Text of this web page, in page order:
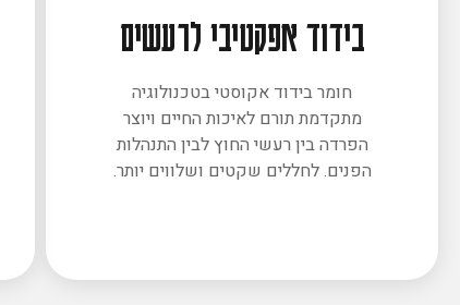
בידוד אפקטיבי לרעשים
חומר בידוד אקוסטי בטכנולוגיה
מתקדמת תורם לאיכות החיים ויוצר
הפרדה בין רעשי החוץ לבין התנהלות
הפנים. לחללים שקטים ושלווים יותר.